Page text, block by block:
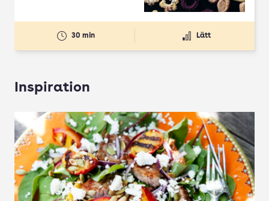
30 min Lätt
Inspiration